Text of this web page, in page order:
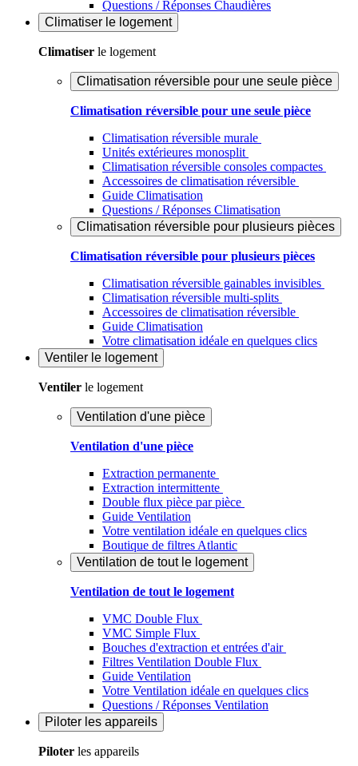
Questions / Réponses Chaudières
Climatiser le logement
Climatiser le logement
Climatisation réversible pour une seule pièce
Climatisation réversible pour une seule pièce
Climatisation réversible murale
Unités extérieures monosplit
Climatisation réversible consoles compactes
Accessoires de climatisation réversible
Guide Climatisation
Questions / Réponses Climatisation
Climatisation réversible pour plusieurs pièces
Climatisation réversible pour plusieurs pièces
Climatisation réversible gainables invisibles
Climatisation réversible multi-splits
Accessoires de climatisation réversible
Guide Climatisation
Votre climatisation idéale en quelques clics
Ventiler le logement
Ventiler le logement
Ventilation d'une pièce
Ventilation d'une pièce
Extraction permanente
Extraction intermittente
Double flux pièce par pièce
Guide Ventilation
Votre ventilation idéale en quelques clics
Boutique de filtres Atlantic
Ventilation de tout le logement
Ventilation de tout le logement
VMC Double Flux
VMC Simple Flux
Bouches d'extraction et entrées d'air
Filtres Ventilation Double Flux
Guide Ventilation
Votre Ventilation idéale en quelques clics
Questions / Réponses Ventilation
Piloter les appareils
Piloter les appareils